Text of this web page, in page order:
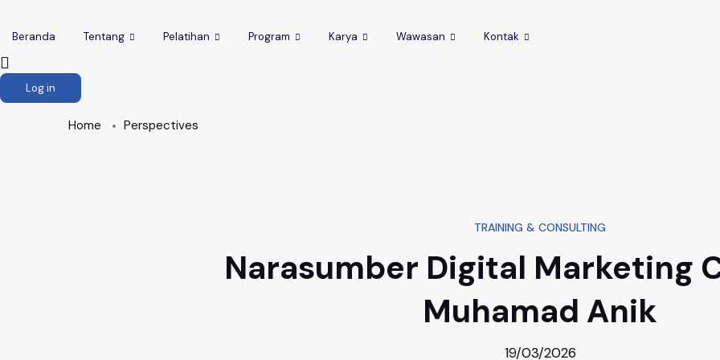
Beranda Tentang Pelatihan Program Karya Wawasan Kontak
Log in
Home Perspectives
TRAINING & CONSULTING
Narasumber Digital Marketing
Muhamad Anik
19/03/2026